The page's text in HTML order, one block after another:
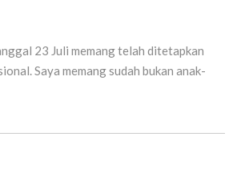
23 Juli memang telah ditetapkan
Saya memang sudah bukan anak-